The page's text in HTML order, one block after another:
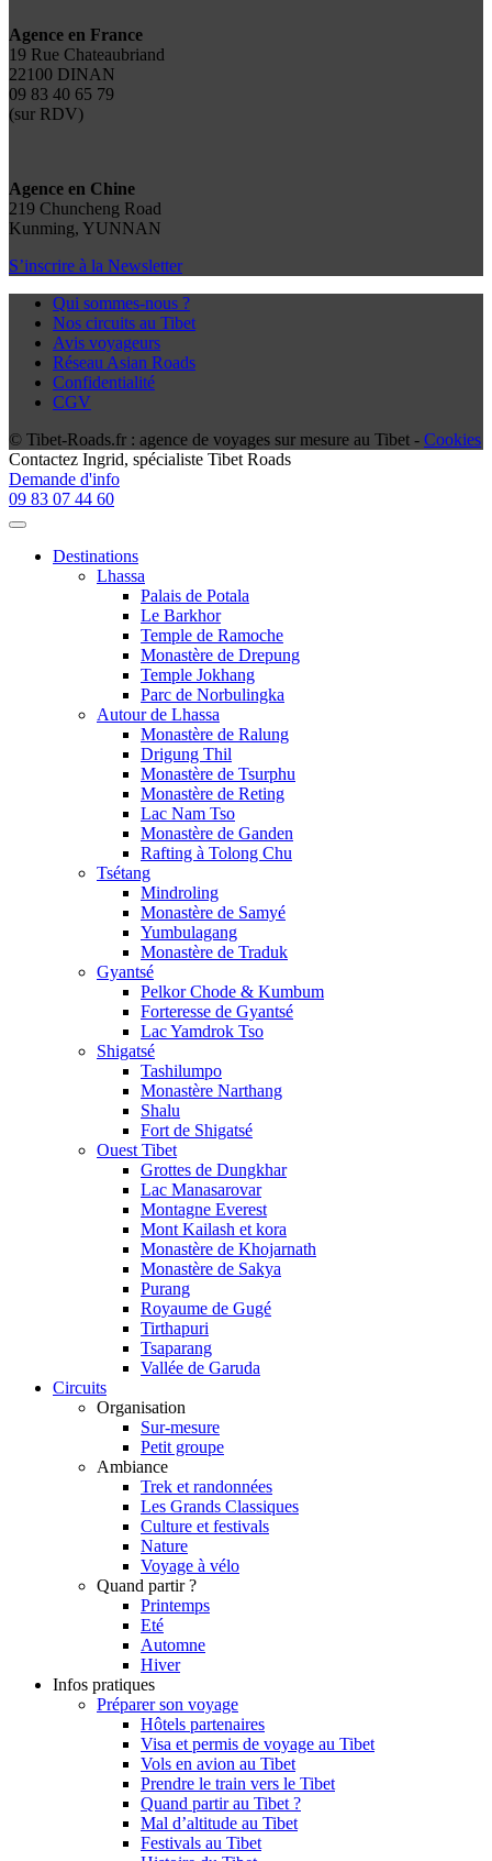
Agence en France
19 Rue Chateaubriand
22100 DINAN
09 83 40 65 79
(sur RDV)
Agence en Chine
219 Chuncheng Road
Kunming, YUNNAN
S’inscrire à la Newsletter
Qui sommes-nous ?
Nos circuits au Tibet
Avis voyageurs
Réseau Asian Roads
Confidentialité
CGV
© Tibet-Roads.fr : agence de voyages sur mesure au Tibet - Cookies
Contactez Ingrid, spécialiste Tibet Roads
Demande d'info
09 83 07 44 60
Destinations
Lhassa
Palais de Potala
Le Barkhor
Temple de Ramoche
Monastère de Drepung
Temple Jokhang
Parc de Norbulingka
Autour de Lhassa
Monastère de Ralung
Drigung Thil
Monastère de Tsurphu
Monastère de Reting
Lac Nam Tso
Monastère de Ganden
Rafting à Tolong Chu
Tsétang
Mindroling
Monastère de Samyé
Yumbulagang
Monastère de Traduk
Gyantsé
Pelkor Chode & Kumbum
Forteresse de Gyantsé
Lac Yamdrok Tso
Shigatsé
Tashilumpo
Monastère Narthang
Shalu
Fort de Shigatsé
Ouest Tibet
Grottes de Dungkhar
Lac Manasarovar
Montagne Everest
Mont Kailash et kora
Monastère de Khojarnath
Monastère de Sakya
Purang
Royaume de Gugé
Tirthapuri
Tsaparang
Vallée de Garuda
Circuits
Organisation
Sur-mesure
Petit groupe
Ambiance
Trek et randonnées
Les Grands Classiques
Culture et festivals
Nature
Voyage à vélo
Quand partir ?
Printemps
Eté
Automne
Hiver
Infos pratiques
Préparer son voyage
Hôtels partenaires
Visa et permis de voyage au Tibet
Vols en avion au Tibet
Prendre le train vers le Tibet
Quand partir au Tibet ?
Mal d’altitude au Tibet
Festivals au Tibet